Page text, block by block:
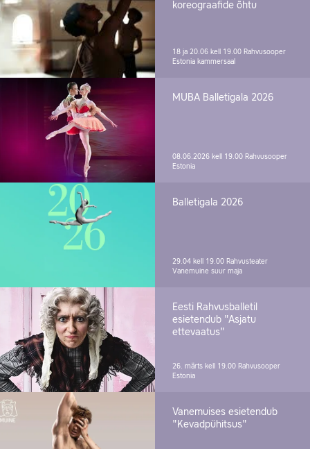
koreograafide õhtu
18 ja 20.06 kell 19.00 Rahvusooper
Estonia kammersaal
MUBA Balletigala 2026
08.06.2026 kell 19.00 Rahvusooper
Estonia
Balletigala 2026
29.04 kell 19.00 Rahvusteater
Vanemuine suur maja
Eesti Rahvusballetil
esietendub "Asjatu
ettevaatus"
26. märts kell 19.00 Rahvusooper
Estonia
Vanemuises esietendub
"Kevadpühitsus"